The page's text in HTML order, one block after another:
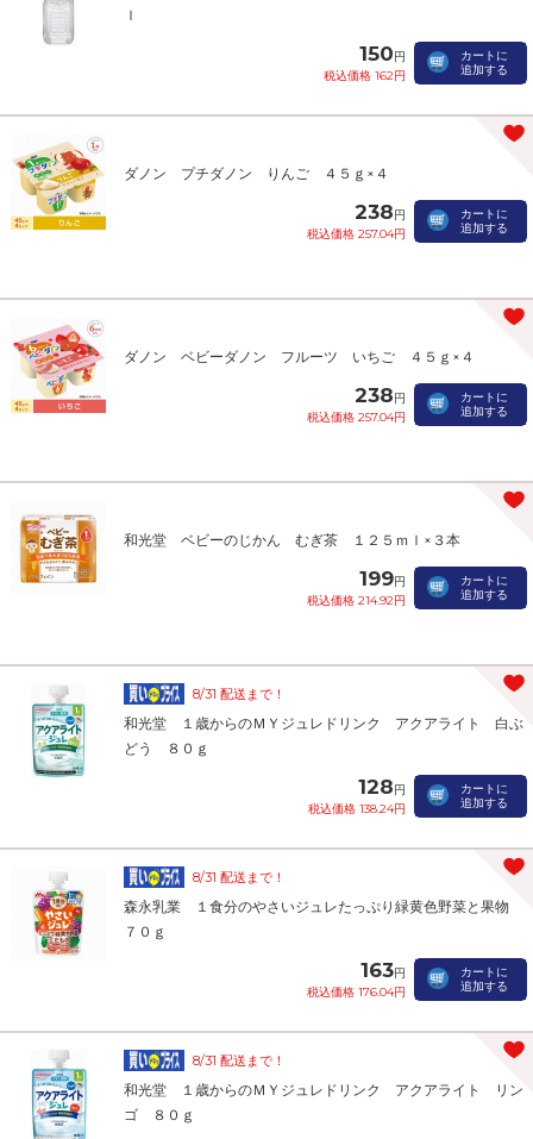
ｌ
150円
税込価格 162円
カートに
追加する
ダノン プチダノン りんご ４５ｇ×４
238円
税込価格 257.04円
カートに
追加する
ダノン ベビーダノン フルーツ いちご ４５ｇ×４
238円
税込価格 257.04円
カートに
追加する
和光堂 ベビーのじかん むぎ茶 １２５ｍｌ×３本
199円
税込価格 214.92円
カートに
追加する
8/31 配送まで！
和光堂 １歳からのＭＹジュレドリンク アクアライト 白ぶ
どう ８０ｇ
128円
税込価格 138.24円
カートに
追加する
8/31 配送まで！
森永乳業 １食分のやさいジュレたっぷり緑黄色野菜と果物
７０ｇ
163円
税込価格 176.04円
カートに
追加する
8/31 配送まで！
和光堂 １歳からのＭＹジュレドリンク アクアライト リン
ゴ ８０ｇ